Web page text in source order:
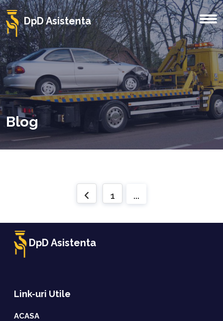
DpD Asistenta
Blog
1 ...
DpD Asistenta
Link-uri Utile
ACASA